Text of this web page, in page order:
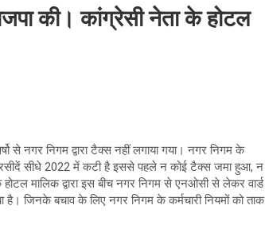
की। कांग्रेसी नेता के होटल
से नगर निगम द्वारा टैक्स नहीं लगाया गया। नगर निगम के
सीधे 2022 में कटी है इससे पहले न कोई टैक्स जमा हुआ, न
मालिक द्वारा इस बीच नगर निगम से एनओसी से लेकर वार्ड
है। जिनके बचाव के लिए नगर निगम के कर्मचारी नियमों को ताक